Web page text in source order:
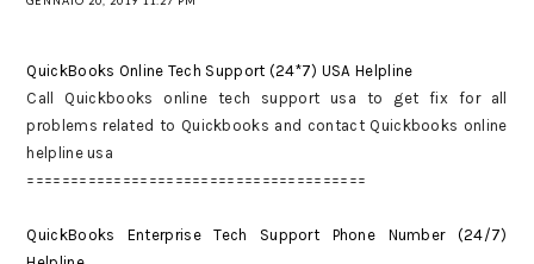
QuickBooks Online Tech Support (24*7) USA Helpline
Call Quickbooks online tech support usa to get fix for all
problems related to Quickbooks and contact Quickbooks online
helpline usa
=======================================
QuickBooks Enterprise Tech Support Phone Number (24/7)